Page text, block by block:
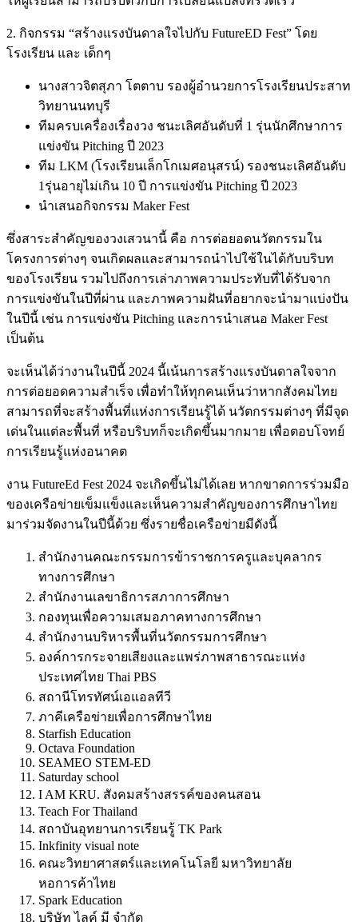
2. กิจกรรม “สร้างแรงบันดาลใจไปกับ FutureED Fest” โดย
โรงเรียน และ เด็กๆ
นางสาวจิตสุภา โตตาบ รองผู้อำนวยการโรงเรียนประสาท
วิทยานนทบุรี
ทีมครบเครื่องเรื่องวง ชนะเลิศอันดับที่ 1 รุ่นนักศึกษาการ
แข่งขัน Pitching ปี 2023
ทีม LKM (โรงเรียนเล็กโกเมศอนุสรน์) รองชนะเลิศอันดับ
1รุ่นอายุไม่เกิน 10 ปี การแข่งขัน Pitching ปี 2023
นำเสนอกิจกรรม Maker Fest
ซึ่งสาระสำคัญของวงเสวนานี้ คือ การต่อยอดนวัตกรรมใน
โครงการต่างๆ จนเกิดผลและสามารถนำไปใช้ในได้กับบริบท
ของโรงเรียน รวมไปถึงการเล่าภาพความประทับที่ได้รับจาก
การแข่งขันในปีที่ผ่าน และภาพความฝันที่อยากจะนำมาแบ่งปัน
ในปีนี้ เช่น การแข่งขัน Pitching และการนำเสนอ Maker Fest
เป็นต้น
จะเห็นได้ว่างานในปีนี้ 2024 นี้เน้นการสร้างแรงบันดาลใจจาก
การต่อยอดความสำเร็จ เพื่อทำให้ทุกคนเห็นว่าหากสังคมไทย
สามารถที่จะสร้างพื้นที่แห่งการเรียนรู้ได้ นวัตกรรมต่างๆ ที่มีจุด
เด่นในแต่ละพื้นที่ หรือบริบทก็จะเกิดขึ้นมากมาย เพื่อตอบโจทย์
การเรียนรู้แห่งอนาคต
งาน FutureEd Fest 2024 จะเกิดขึ้นไม่ได้เลย หากขาดการร่วมมือ
ของเครือข่ายเข็มแข็งและเห็นความสำคัญของการศึกษาไทย
มาร่วมจัดงานในปีนี้ด้วย ซึ่งรายชื่อเครือข่ายมีดังนี้
สำนักงานคณะกรรมการข้าราชการครูและบุคลากร
ทางการศึกษา
สำนักงานเลขาธิการสภาการศึกษา
กองทุนเพื่อความเสมอภาคทางการศึกษา
สำนักงานบริหารพื้นที่นวัตกรรมการศึกษา
องค์การกระจายเสียงและแพร่ภาพสาธารณะแห่ง
ประเทศไทย Thai PBS
สถานีโทรทัศน์เอแอลทีวี
ภาคีเครือข่ายเพื่อการศึกษาไทย
Starfish Education
Octava Foundation
SEAMEO STEM-ED
Saturday school
I AM KRU. สังคมสร้างสรรค์ของคนสอน
Teach For Thailand
สถาบันอุทยานการเรียนรู้ TK Park
Inkfinity visual note
คณะวิทยาศาสตร์และเทคโนโลยี มหาวิทยาลัย
หอการค้าไทย
Spark Education
บริษัท ไลค์ มี จำกัด